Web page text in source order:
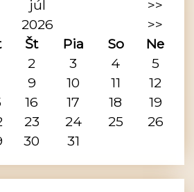
júl
>>
2026
>>
Št Pia So
Ne
2 3 4
5
9 10 11
12
16 17 18
19
23 24 25
26
30 31